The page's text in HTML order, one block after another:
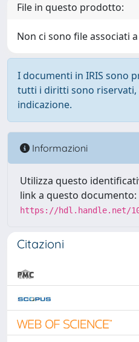
File in questo prodotto:
Non ci sono file associati
I documenti in IRIS sono
tutti i diritti sono riservati,
indicazione.
Informazioni
Utilizza questo
link a questo documento:
https://hdl.handle.net/
Citazioni